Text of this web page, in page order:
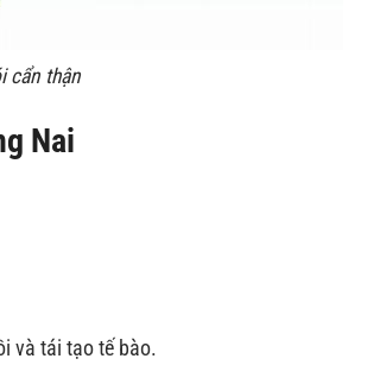
cẩn thận
Nai
và tái tạo tế bào.